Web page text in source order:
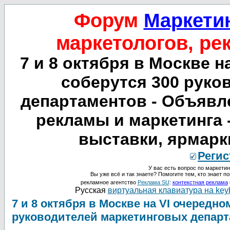
Форум
маркетологов,
7 и 8 октября в Москве
соберутся 300
департаментов -
рекламы и
выставки,
У вас есть вопрос по
Вы уже всё и так знаете? Помогите тем, кто знает
рекламное агентство Реклама SU: контекстная реклама
Русская виртуальная клавиатура на
7 и 8 октября в Москве на VI
руководителей маркетинговых